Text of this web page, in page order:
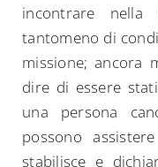
incontrare
tantomeno di
missione; ancora
dire di essere
una persona
possono
stabilisce e